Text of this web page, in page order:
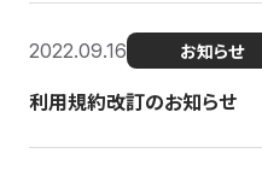
2022.09.16 お知らせ
利用規約改訂のお知らせ